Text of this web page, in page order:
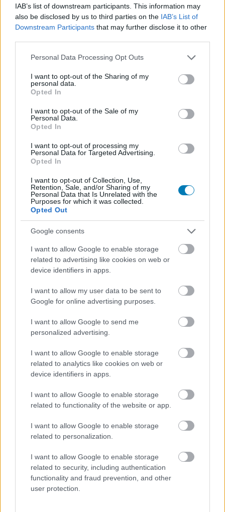
IAB’s list of downstream participants. This information may
also be disclosed by us to third parties on the IAB’s List of
Downstream Participants that may further disclose it to other
Please note that this website/app uses one or more Google
not limited to your visit or usage behaviour. You may click to
grant or deny consent to Google and its third-party tags to
use your data for below specified purposes in below Google
consent section.
Personal Data Processing Opt Outs
I want to opt-out of the Sharing of my
personal data.
Opted In
I want to opt-out of the Sale of my
Personal Data.
Opted In
I want to opt-out of processing my
Personal Data for Targeted Advertising.
Opted In
I want to opt-out of Collection, Use,
Retention, Sale, and/or Sharing of my
Personal Data that Is Unrelated with the
Purposes for which it was collected.
Opted Out
Google consents
I want to allow Google to enable storage
related to advertising like cookies on web or
device identifiers in apps.
I want to allow my user data to be sent to
Google for online advertising purposes.
I want to allow Google to send me
personalized advertising.
I want to allow Google to enable storage
related to analytics like cookies on web or
device identifiers in apps.
I want to allow Google to enable storage
related to functionality of the website or app.
I want to allow Google to enable storage
related to personalization.
I want to allow Google to enable storage
related to security, including authentication
functionality and fraud prevention, and other
user protection.
mélybe, ha hagyod
| 2026.05.09 20:32
egyedi játékélményt eredményezett.
Ezzel játszunk a hétvégén: Vampire Crawlers,
Sudden Strike 5, Cthulhu: The Cosmic Abyss
| 2026.04.25 14:43
A mostanában megjelent újdonságok bőven elegendő
elfoglaltságot kínálnak a következő napokra, hetekre.